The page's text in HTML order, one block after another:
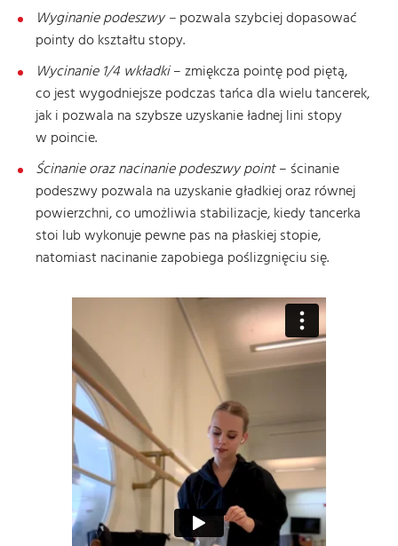
Wyginanie podeszwy –pozwala szybciej dopasować
pointy do kształtu stopy.
Wycinanie 1/4 wkładki– zmiękcza pointę pod piętą,
co jest wygodniejsze podczas tańca dla wielu tancerek,
jak i pozwala na szybsze uzyskanie ładnej lini stopy
w poincie.
Ścinanie oraz nacinanie podeszwy point– ścinanie
podeszwy pozwala na uzyskanie gładkiej oraz równej
powierzchni, co umożliwia stabilizacje, kiedy tancerka
stoi lub wykonuje pewne pas na płaskiej stopie,
natomiast nacinanie zapobiega poślizgnięciu się.